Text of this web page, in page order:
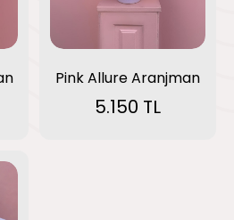
Pink Allure Aranjman
5.150 TL